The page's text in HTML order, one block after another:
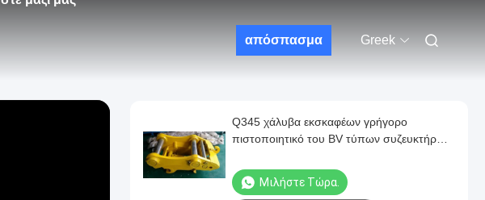
απόσπασμα Greek
Q345 χάλυβα εκσκαφέων γρήγορο
πιστοποιητικό του BV τύπων συζευκτήρων
Μιλήστε Τώρα.